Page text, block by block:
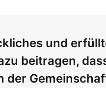
und
beitragen,